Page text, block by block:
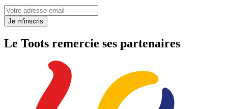
Votre adresse email
Je m'inscris
Le Toots remercie ses partenaires